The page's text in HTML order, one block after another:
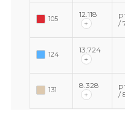
105
12.118
+
/
124
13.724
+
131
8.328
+
/